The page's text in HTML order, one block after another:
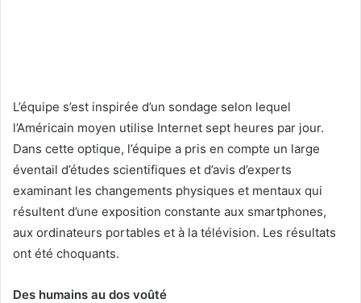
L’équipe s’est inspirée d’un sondage selon lequel
l’Américain moyen utilise Internet sept heures par jour.
Dans cette optique, l’équipe a pris en compte un large
éventail d’études scientifiques et d’avis d’experts
examinant les changements physiques et mentaux qui
résultent d’une exposition constante aux smartphones,
aux ordinateurs portables et à la télévision. Les résultats
ont été choquants.
Des humains au dos voûté